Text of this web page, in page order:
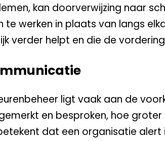
kan doorverwijzing naar
te werken in plaats van langs
verder helpt en die de
ligt vaak aan de
en besproken, hoe groter
dat een organisatie alert